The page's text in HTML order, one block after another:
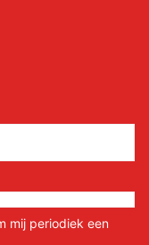
mij periodiek een